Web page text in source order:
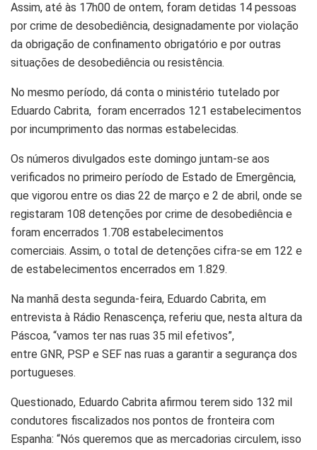
Assim, até ‪às 17h00 de ontem, foram detidas 14 pessoas
por crime de desobediência, designadamente por violação
da obrigação de confinamento obrigatório e por outras
situações de desobediência ou resistência.
No mesmo período, dá conta o ministério tutelado por
Eduardo Cabrita, foram encerrados 121 estabelecimentos
por incumprimento das normas estabelecidas.
Os números divulgados este domingo juntam-se aos
verificados no primeiro período de Estado de Emergência,
que vigorou entre os dias 22 de março e 2 de abril, onde se
registaram 108 detenções por crime de desobediência e
foram encerrados 1.708 estabelecimentos
comerciais. Assim, o total de detenções cifra-se em 122 e
de estabelecimentos encerrados em 1.829.
Na manhã desta segunda-feira, Eduardo Cabrita, em
entrevista à Rádio Renascença, referiu que, nesta altura da
Páscoa, “vamos ter nas ruas 35 mil efetivos”,
entre GNR, PSP e SEF nas ruas a garantir a segurança dos
portugueses.
Questionado, Eduardo Cabrita afirmou terem sido 132 mil
condutores fiscalizados nos pontos de fronteira com
Espanha: “Nós queremos que as mercadorias circulem, isso